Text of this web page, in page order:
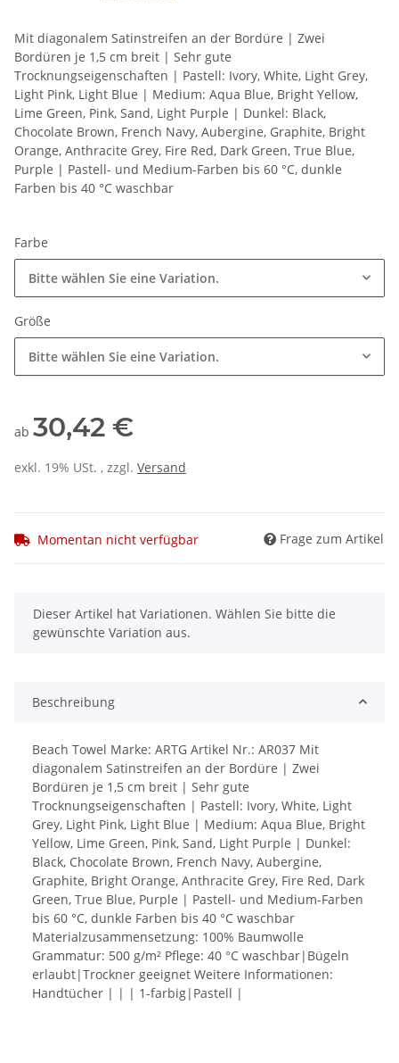
Mit diagonalem Satinstreifen an der Bordüre | Zwei
Bordüren je 1,5 cm breit | Sehr gute
Trocknungseigenschaften | Pastell: Ivory, White, Light Grey,
Light Pink, Light Blue | Medium: Aqua Blue, Bright Yellow,
Lime Green, Pink, Sand, Light Purple | Dunkel: Black,
Chocolate Brown, French Navy, Aubergine, Graphite, Bright
Orange, Anthracite Grey, Fire Red, Dark Green, True Blue,
Purple | Pastell- und Medium-Farben bis 60 °C, dunkle
Farben bis 40 °C waschbar
Farbe
Bitte wählen Sie eine Variation.
Größe
Bitte wählen Sie eine Variation.
ab 30,42 €
exkl. 19% USt. , zzgl. Versand
Momentan nicht verfügbar Frage zum Artikel
x
Dieser Artikel hat Variationen. Wählen Sie bitte die
gewünschte Variation aus.
Beschreibung
Beach Towel Marke: ARTG Artikel Nr.: AR037 Mit
diagonalem Satinstreifen an der Bordüre | Zwei
Bordüren je 1,5 cm breit | Sehr gute
Trocknungseigenschaften | Pastell: Ivory, White, Light
Grey, Light Pink, Light Blue | Medium: Aqua Blue, Bright
Yellow, Lime Green, Pink, Sand, Light Purple | Dunkel:
Black, Chocolate Brown, French Navy, Aubergine,
Graphite, Bright Orange, Anthracite Grey, Fire Red, Dark
Green, True Blue, Purple | Pastell- und Medium-Farben
bis 60 °C, dunkle Farben bis 40 °C waschbar
Materialzusammensetzung: 100% Baumwolle
Grammatur: 500 g/m² Pflege: 40 °C waschbar|Bügeln
erlaubt|Trockner geeignet Weitere Informationen:
Handtücher | | | 1-farbig|Pastell |